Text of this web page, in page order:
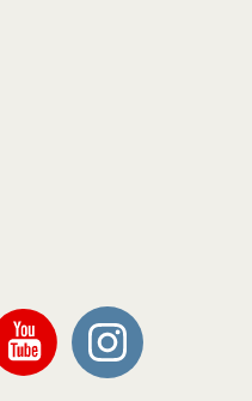
YouTube Instagram